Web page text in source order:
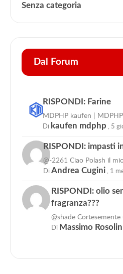
Senza categoria
Dal Forum
RISPONDI: Farine
MDPHP kaufen | MDPHP
Di kaufen mdphp , 5
RISPONDI: impasti
@-2261 Ciao Polash il
DiAndrea Cugini , 1
RISPONDI: olio
fragranza???
@shade Cortesemente
Di Massimo Rosolin